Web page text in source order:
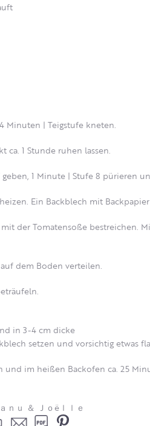
Minuten | Teigstufe kneten.
ca. 1 Stunde ruhen lassen.
1 Minute | Stufe 8 pürieren
Ein Backblech mit Backpapier
der Tomatensoße bestreichen.
dem Boden verteilen.
in 3-4 cm dicke
setzen und vorsichtig etwas
im heißen Backofen ca. 25
ｎｕ ＆ Ｊｏëｌｌｅ